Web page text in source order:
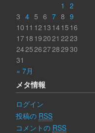
« 7月
1
2
3 4 5 6 7 8 9
10 11 12 13 1415 16
1718 192021 2223
24252627282930
31
メタ情報
ログイン
投稿の RSS
コメントの RSS